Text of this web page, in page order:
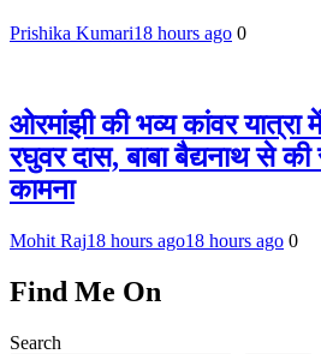
Prishika Kumari18 hours ago 0
ओरमांझी की भव्य कांवर यात्रा
रघुवर दास, बाबा बैद्यनाथ से की
कामना
Mohit Raj18 hours ago18 hours ago 0
Find Me On
Search